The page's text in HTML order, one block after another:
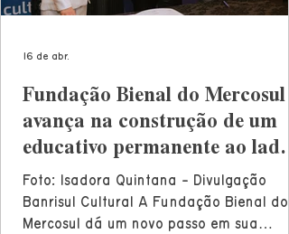
Fundação Bienal do Mercosul
avança na construção de um
educativo permanente ao lado
do Banrisul Cultural
Foto: Isadora Quintana - Divulgação
Banrisul Cultural A Fundação Bienal do
Mercosul dá um novo passo em sua
16 de abr.